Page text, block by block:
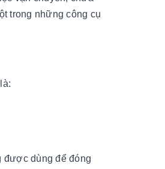
trong những công cụ
được dùng để đóng